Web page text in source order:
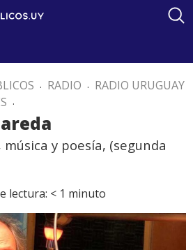
. RADIO . RADIO URUGUAY
.
y poesía, (segunda
lectura: < 1 minuto